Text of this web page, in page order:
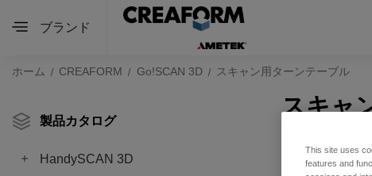
ブランド
ホーム CREAFORM Go!SCAN 3D スキャン用ターンテーブル
製品カタログ
HandySCAN 3D
スキャ
This site uses
features and